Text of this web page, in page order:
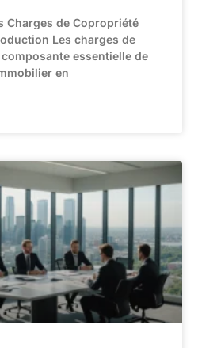
Charges de Copropriété
Les charges de
essentielle de
en